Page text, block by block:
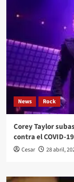
News Rock
Corey Taylor
contra el COVID-19
Cesar 28 abril,